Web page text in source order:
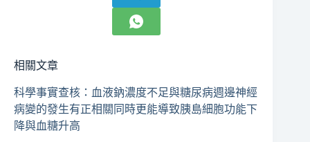
相關文章
科學事實查核：血液鈉濃度不足與糖尿病週邊神經
病變的發生有正相關同時更能導致胰島細胞功能下
降與血糖升高